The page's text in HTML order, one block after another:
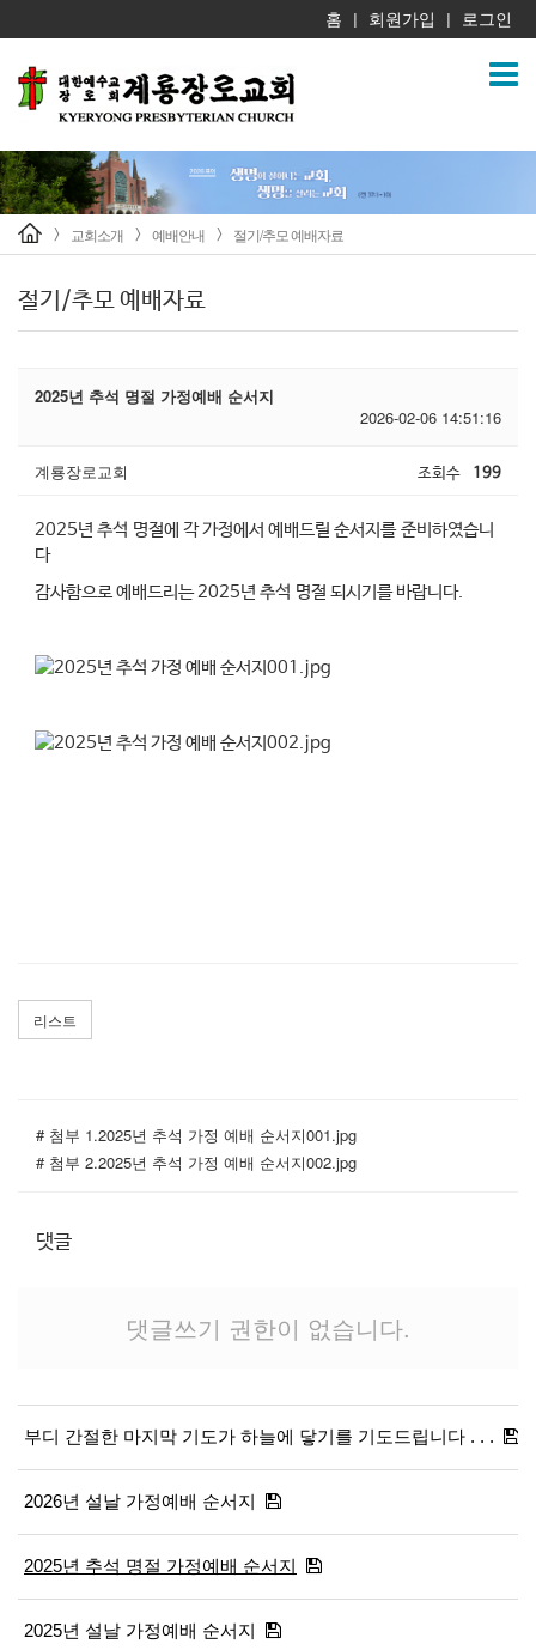
홈 회원가입 로그인
> 교회소개 > 예배안내 > 절기/추모 예배자료
절기/추모 예배자료
2025년 추석 명절 가정예배 순서지
2026-02-06 14:51:16
계룡장로교회 조회수 199
2025년 추석 명절에 각 가정에서 예배드릴 순서지를 준비하였습니
다
감사함으로 예배드리는 2025년 추석 명절 되시기를 바랍니다.
리스트
# 첨부 1.2025년 추석 가정 예배 순서지001.jpg
# 첨부 2.2025년 추석 가정 예배 순서지002.jpg
댓글
댓글쓰기 권한이 없습니다.
부디 간절한 마지막 기도가 하늘에 닿기를 기도드립니다 . . .
2026년 설날 가정예배 순서지
2025년 추석 명절 가정예배 순서지
2025년 설날 가정예배 순서지